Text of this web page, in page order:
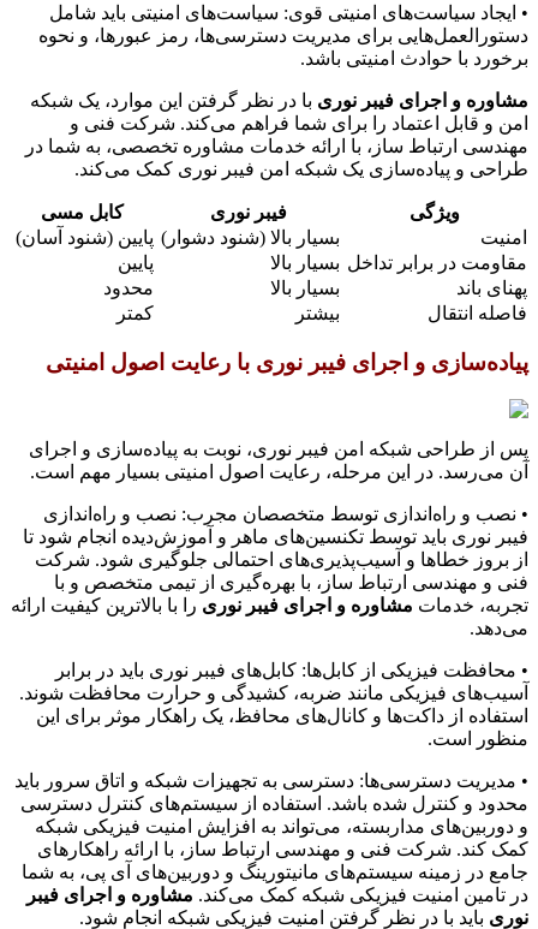
• ایجاد سیاست‌های امنیتی قوی: سیاست‌های امنیتی باید شامل
دستورالعمل‌هایی برای مدیریت دسترسی‌ها، رمز عبورها، و نحوه
برخورد با حوادث امنیتی باشد.
مشاوره و اجرای فیبر نوری با در نظر گرفتن این موارد، یک شبکه
امن و قابل اعتماد را برای شما فراهم می‌کند. شرکت فنی و
مهندسی ارتباط ساز، با ارائه خدمات مشاوره تخصصی، به شما در
طراحی و پیاده‌سازی یک شبکه امن فیبر نوری کمک می‌کند.
ویژگی فیبر نوری
کابل مسی
امنیت
بسیار بالا (شنود دشوار) پایین (شنود آسان)
مقاومت در برابر تداخل بسیار بالا
پایین
پهنای باند
بسیار بالا
محدود
فاصله انتقال
بیشتر کمتر
پیاده‌سازی و اجرای فیبر نوری با رعایت اصول امنیتی
پس از طراحی شبکه امن فیبر نوری، نوبت به پیاده‌سازی و اجرای
آن می‌رسد. در این مرحله، رعایت اصول امنیتی بسیار مهم است.
• نصب و راه‌اندازی توسط متخصصان مجرب: نصب و راه‌اندازی
فیبر نوری باید توسط تکنسین‌های ماهر و آموزش‌دیده انجام شود تا
از بروز خطاها و آسیب‌پذیری‌های احتمالی جلوگیری شود. شرکت
فنی و مهندسی ارتباط ساز، با بهره‌گیری از تیمی متخصص و با
تجربه، خدمات مشاوره و اجرای فیبر نوری را با بالاترین کیفیت ارائه
می‌دهد.
• محافظت فیزیکی از کابل‌ها: کابل‌های فیبر نوری باید در برابر
آسیب‌های فیزیکی مانند ضربه، کشیدگی و حرارت محافظت شوند.
استفاده از داکت‌ها و کانال‌های محافظ، یک راهکار موثر برای این
منظور است.
• مدیریت دسترسی‌ها: دسترسی به تجهیزات شبکه و اتاق سرور باید
محدود و کنترل شده باشد. استفاده از سیستم‌های کنترل دسترسی
و دوربین‌های مداربسته، می‌تواند به افزایش امنیت فیزیکی شبکه
کمک کند. شرکت فنی و مهندسی ارتباط ساز، با ارائه راهکارهای
جامع در زمینه سیستم‌های مانیتورینگ و دوربین‌های آی پی، به شما
در تامین امنیت فیزیکی شبکه کمک می‌کند. مشاوره و اجرای فیبر
نوری باید با در نظر گرفتن امنیت فیزیکی شبکه انجام شود.